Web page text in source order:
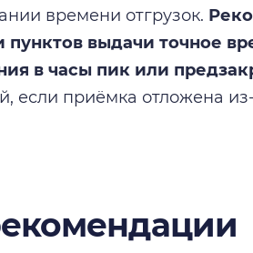
времени отгрузок.
выдачи точное
в часы пик или
если приёмка отложена